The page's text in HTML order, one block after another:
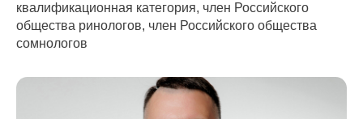
квалификационная категория, член Российского
общества ринологов, член Российского общества
сомнологов